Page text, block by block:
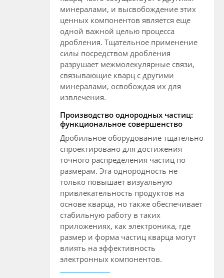
минералами, и высвобождение этих
ценных компонентов является еще
одной важной целью процесса
дробления. Тщательное применение
силы посредством дробления
разрушает межмолекулярные связи,
связывающие кварц с другими
минералами, освобождая их для
извлечения.
Производство однородных частиц:
функциональное совершенство
Дробильное оборудование тщательно
спроектировано для достижения
точного распределения частиц по
размерам. Эта однородность не
только повышает визуальную
привлекательность продуктов на
основе кварца, но также обеспечивает
стабильную работу в таких
приложениях, как электроника, где
размер и форма частиц кварца могут
влиять на эффективность
электронных компонентов.